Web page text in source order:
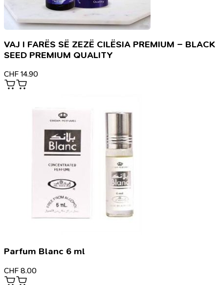
VAJ I FARËS SË ZEZË CILËSIA PREMIUM – BLACK
SEED PREMIUM QUALITY
CHF 14.90
Parfum Blanc 6 ml
CHF 8.00